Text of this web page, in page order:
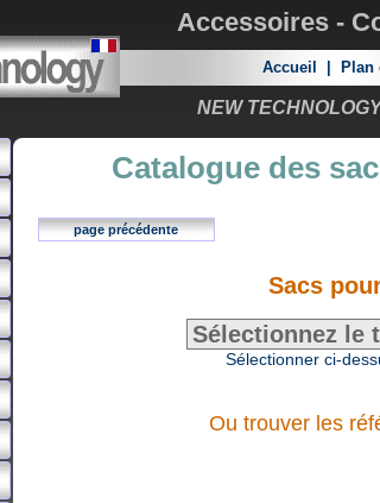
Accessoires -
Accueil Plan
NEW
Catalogue des
page précédente
Sacs
Sélectionner ci-
Ou trouver les